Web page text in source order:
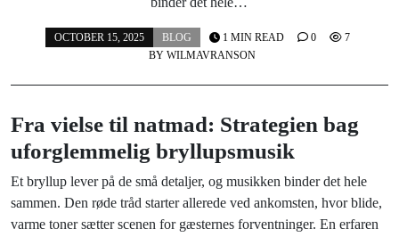
OCTOBER 15, 2025
BLOG
BY WILMAVRANSON
1 MIN READ 0 7
Fra vielse til natmad: Strategien bag
uforglemmelig bryllupsmusik
Et bryllup lever på de små detaljer, og musikken binder det hele
sammen. Den røde tråd starter allerede ved ankomsten, hvor blide,
varme toner sætter scenen for gæsternes forventninger. En erfaren